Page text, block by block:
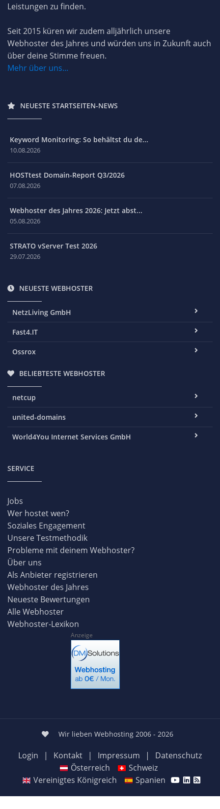
Leistungen zu finden.
Seit 2015 küren wir zudem alljährlich unsere
Webhoster des Jahres und würden uns in Zukunft auch
über deine Stimme freuen.
Mehr über uns...
NEUESTE STARTSEITEN-NEWS
Keyword Monitoring: So behältst du de...
10.08.2026
HOSTtest Domain-Report Q3/2026
07.08.2026
Webhoster des Jahres 2026: Jetzt abst...
05.08.2026
STRATO vServer Test 2026
29.07.2026
NEUESTE WEBHOSTER
NetzLiving GmbH
Fast4.IT
Ossrox
BELIEBTESTE WEBHOSTER
netcup
united-domains
World4You Internet Services GmbH
SERVICE
Jobs
Wer hostet wen?
Soziales Engagement
Unsere Testmethodik
Probleme mit deinem Webhoster?
Über uns
Als Anbieter registrieren
Webhoster des Jahres
Neueste Bewertungen
Alle Webhoster
Webhoster-Lexikon
Anzeige
Wir lieben Webhosting 2006 - 2026
Login | Kontakt | Impressum |
Datenschutz
Österreich
Schweiz
Vereinigtes Königreich
Spanien